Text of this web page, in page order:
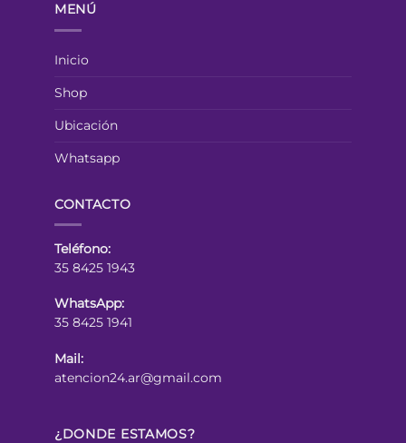
MENÚ
Inicio
Shop
Ubicación
Whatsapp
CONTACTO
Teléfono:
35 8425 1943
WhatsApp:
35 8425 1941
Mail:
atencion24.ar@gmail.com
¿DONDE ESTAMOS?